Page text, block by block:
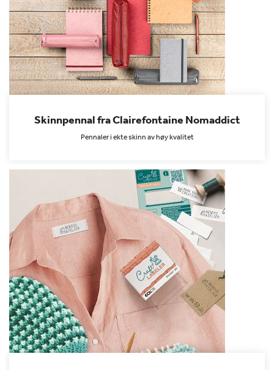
Skinnpennal fra Clairefontaine Nomaddict
Pennaler i ekte skinn av høy kvalitet